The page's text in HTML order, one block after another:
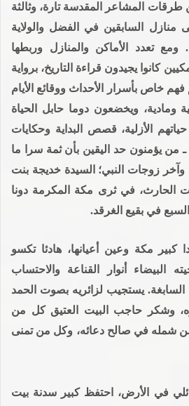
طرقات المشاعر المقدسة تارة، وثالثة
منازل السابقين في الفضل والولاية
ومع تعدد الأماكن والمنازل وربطها
كانوا يجيدون قراءة التاريخ، برواية
خاص بأسرار الأحداث ووقائع الأيام
ومادية، ويخضعون دوما حابل الحياة
الأزلية، قصص البداية وحكايات
ـ من يؤمنون حد اليقين بأن ثمة سرا ما
زوجات النبي؛ السيدة خديجة بنت
الحارث، في ثرى مكة المكرمة دونا
في بقيع الغرقد.
كبير مكة وعين أعيانها، هادئا تكسو
البيضاء أنوار القناعة والاحتساب
السابغة. يستجيب لزائريه بصوت الحمد
وشكر حاجب البيت العتيق كل من
شمله في صالح دعائه، وكل من تمنى
في الأرض، احتفظ كبير سدنة بيت